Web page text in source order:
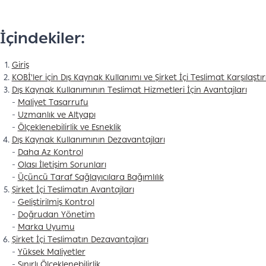
İçindekiler:
Giriş
KOBİ'ler için Dış Kaynak Kullanımı ve Şirket İçi Teslimat
Dış Kaynak Kullanımının Teslimat Hizmetleri İçin Avantajları
- Maliyet Tasarrufu
- Uzmanlık ve Altyapı
- Ölçeklenebilirlik ve Esneklik
Dış Kaynak Kullanımının Dezavantajları
- Daha Az Kontrol
- Olası İletişim Sorunları
- Üçüncü Taraf Sağlayıcılara Bağımlılık
Şirket İçi Teslimatın Avantajları
- Geliştirilmiş Kontrol
- Doğrudan Yönetim
- Marka Uyumu
Şirket İçi Teslimatın Dezavantajları
- Yüksek Maliyetler